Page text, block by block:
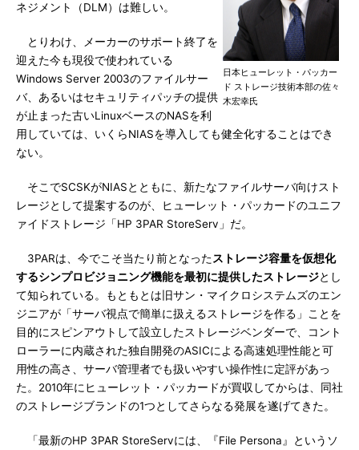
日本ヒューレット・パッカー
ド ストレージ技術本部の佐々
木宏幸氏
ネジメント（DLM）は難しい。
とりわけ、メーカーのサポート終了を
迎えた今も現役で使われている
Windows Server 2003のファイルサー
バ、あるいはセキュリティパッチの提供
が止まった古いLinuxベースのNASを利
用していては、いくらNIASを導入しても健全化することはでき
ない。
そこでSCSKがNIASとともに、新たなファイルサーバ向けスト
レージとして提案するのが、ヒューレット・パッカードのユニフ
ァイドストレージ「HP 3PAR StoreServ」だ。
3PARは、今でこそ当たり前となったストレージ容量を仮想化
するシンプロビジョニング機能を最初に提供したストレージとし
て知られている。もともとは旧サン・マイクロシステムズのエン
ジニアが「サーバ視点で簡単に扱えるストレージを作る」ことを
目的にスピンアウトして設立したストレージベンダーで、コント
ローラーに内蔵された独自開発のASICによる高速処理性能と可
用性の高さ、サーバ管理者でも扱いやすい操作性に定評があっ
た。2010年にヒューレット・パッカードが買収してからは、同社
のストレージブランドの1つとしてさらなる発展を遂げてきた。
「最新のHP 3PAR StoreServには、『File Persona』というソ